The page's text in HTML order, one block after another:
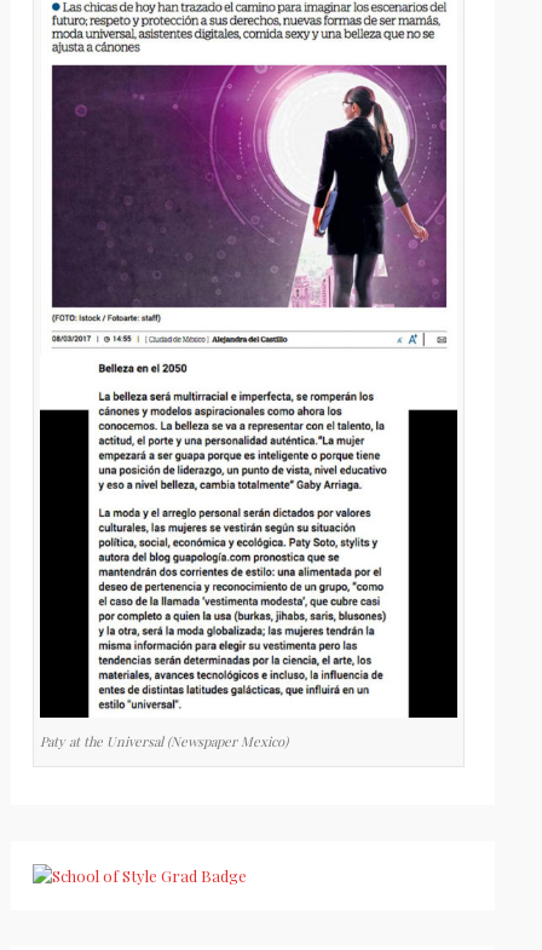
Paty at the Universal (Newspaper Mexico)